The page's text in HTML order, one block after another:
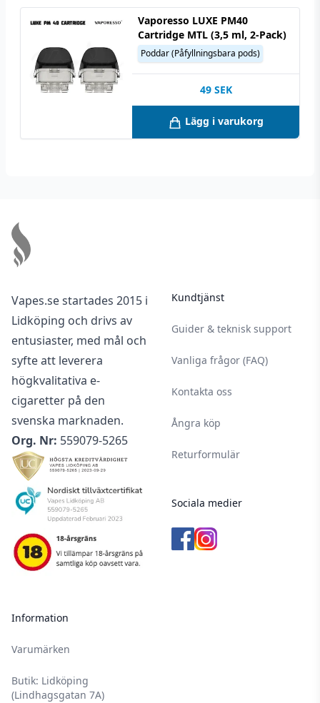
Vaporesso LUXE PM40
Cartridge MTL (3,5 ml, 2-Pack)
Poddar (Påfyllningsbara pods)
49 SEK
Lägg i varukorg
Vapes.se startades 2015 i
Lidköping och drivs av
entusiaster, med mål och
syfte att leverera
högkvalitativa e-
cigaretter på den
svenska marknaden.
Org. Nr: 559079-5265
Information
Varumärken
Butik: Lidköping
(Lindhagsgatan 7A)
Kundtjänst
Guider & teknisk support
Vanliga frågor (FAQ)
Kontakta oss
Ångra köp
Returformulär
Sociala medier